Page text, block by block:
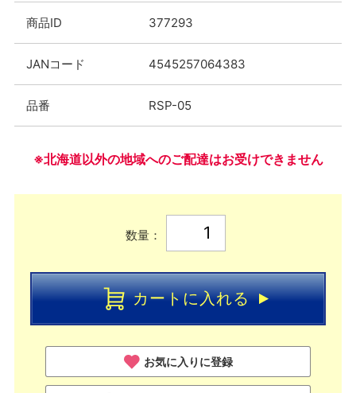
商品ID 377293
JANコード 4545257064383
品番 RSP-05
※北海道以外の地域へのご配達はお受けできません
数量：
カートに入れる
お気に入りに登録